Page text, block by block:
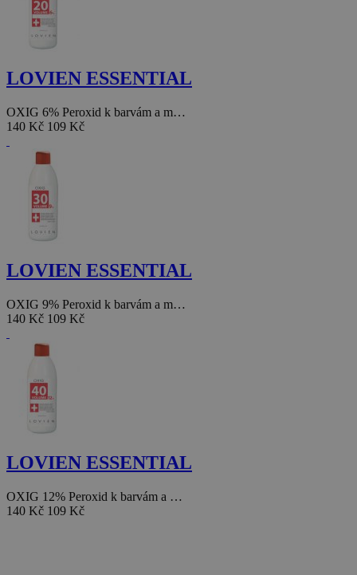
LOVIEN ESSENTIAL
OXIG 6% Peroxid k barvám a m…
140 Kč 109 Kč
LOVIEN ESSENTIAL
OXIG 9% Peroxid k barvám a m…
140 Kč 109 Kč
LOVIEN ESSENTIAL
OXIG 12% Peroxid k barvám a …
140 Kč 109 Kč